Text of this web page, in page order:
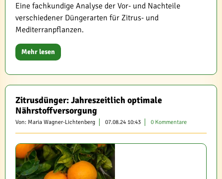
Eine fachkundige Analyse der Vor- und Nachteile
verschiedener Düngerarten für Zitrus- und
Mediterranpflanzen.
Mehr lesen
Zitrusdünger: Jahreszeitlich optimale
Nährstoffversorgung
Von: Maria Wagner-Lichtenberg 07.08.24 10:43 0 Kommentare